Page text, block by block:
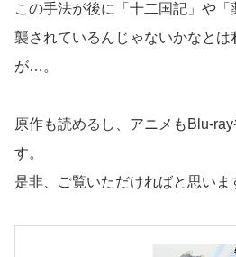
この手法が後に「十二国記」や
襲されているんじゃないかなとは
が…。
原作も読めるし、アニメもBlu-
す。
是非、ご覧いただければと思いま